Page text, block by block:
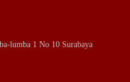
lumba 1 No 10 Surabaya